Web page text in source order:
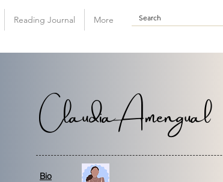
Reading Journal More
Claudia Amengual
Bio